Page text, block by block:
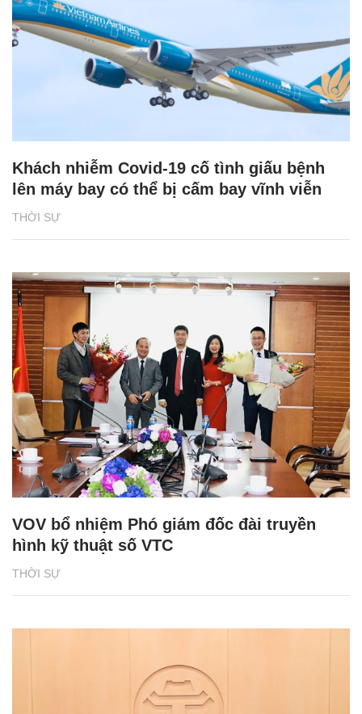
THỜI SỰ
Khách nhiễm Covid-19 cố tình giấu bệnh
lên máy bay có thể bị cấm bay vĩnh viễn
THỜI SỰ
VOV bổ nhiệm Phó giám đốc đài truyền
hình kỹ thuật số VTC